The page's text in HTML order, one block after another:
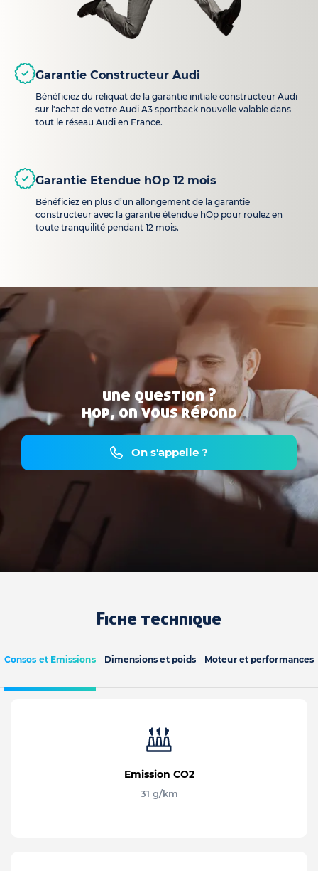
Garantie Constructeur Audi
Bénéficiez du reliquat de la garantie initiale constructeur Audi
sur l'achat de votre Audi A3 sportback nouvelle valable dans
tout le réseau Audi en France.
Garantie Etendue hOp 12 mois
Bénéficiez en plus d’un allongement de la garantie
constructeur avec la garantie étendue hOp pour roulez en
toute tranquilité pendant 12 mois.
une question ?
hop, on vous répond
On s'appelle ?
Fiche technique
Consos et Emissions Dimensions et poids Moteur et performances
Emission CO2
31 g/km